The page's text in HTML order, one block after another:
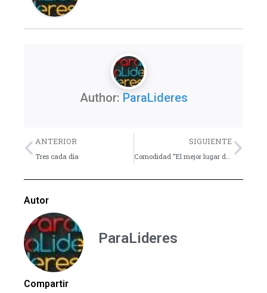
Author: ParaLideres
Previo
ANTERIOR
Tres cada día
SIGUIENTE
Comodidad “El mejor lugar donde NO debes estar” – Reflexión
Autor
ParaLideres
Compartir